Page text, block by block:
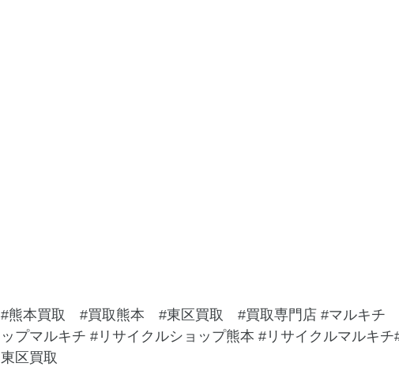
#熊本買取 #買取熊本 #東区買取 #買取専門店 #マルキチ
ップマルキチ #リサイクルショップ熊本 #リサイクルマルキチ
東区買取